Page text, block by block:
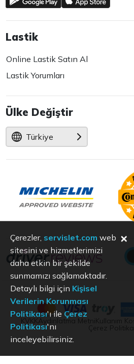
Lastik
Online Lastik Satın Al
Lastik Yorumları
Ülke Değiştir
Türkiye
Aydınlatma Metni Kullanım
Çerez
Çerezler, servislet.com web
sitesini ve hizmetlerimizi
daha etkin bir şekilde
sunmamızı sağlamaktadır.
Detaylı bilgi için Kişisel
Verilerin Korunması
Politikası'ı ile Çerez
Politikası'nı
inceleyebilirsiniz.
×